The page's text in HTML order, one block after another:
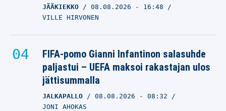
JÄÄKIEKKO 08.08.2026 - 16:48
VILLE HIRVONEN
FIFA-pomo Gianni Infantinon salasuhde
paljastui – UEFA maksoi rakastajan ulos
jättisummalla
JALKAPALLO 08.08.2026 - 08:32
JONI AHOKAS